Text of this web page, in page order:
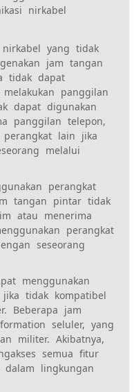
nirkabel
yang tidak
jam tangan
tidak dapat
panggilan
dapat digunakan
panggilan telepon,
lain jika
melalui
perangkat
tangan pintar tidak
atau menerima
perangkat
seseorang
menggunakan
tidak kompatibel
Beberapa jam
seluler, yang
militer. Akibatnya,
semua fitur
lingkungan